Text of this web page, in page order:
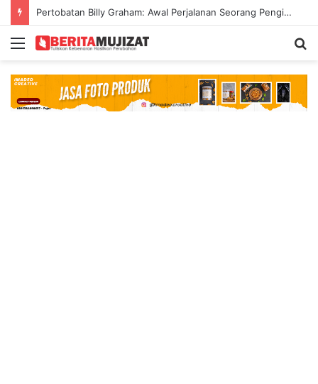
Pertobatan Billy Graham: Awal Perjalanan Seorang Penginjil Dunia
Menu